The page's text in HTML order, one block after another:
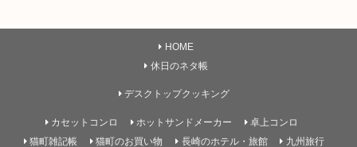
HOME
休日のネタ帳
デスクトップクッキング
カセットコンロ ホットサンドメーカー
卓上コンロ
猫町雑記帳
猫町のお買い物 長崎のホテル・旅館
九州旅行